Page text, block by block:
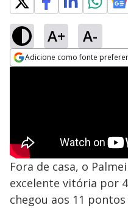
A+ A-
Adicione como fonte
Fora de casa, o
excelente vitória por
chegou aos 11